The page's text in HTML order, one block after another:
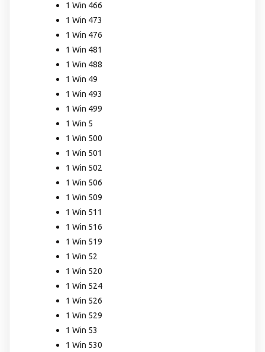
1 Win 466
1 Win 473
1 Win 476
1 Win 481
1 Win 488
1 Win 49
1 Win 493
1 Win 499
1 Win 5
1 Win 500
1 Win 501
1 Win 502
1 Win 506
1 Win 509
1 Win 511
1 Win 516
1 Win 519
1 Win 52
1 Win 520
1 Win 524
1 Win 526
1 Win 529
1 Win 53
1 Win 530